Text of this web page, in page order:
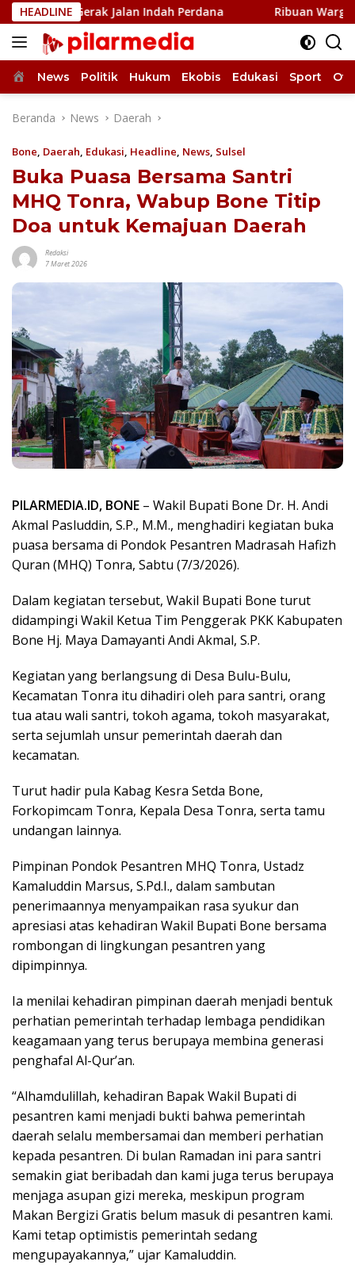
Langsung
ke
konten
HEADLINE
Jalan Indah Perdana Ribuan Warga Meriahkan
Home
News Politik Hukum Ekobis Edukasi Sport
Beranda News Daerah
Bone, Daerah, Edukasi, Headline, News, Sulsel
Buka Puasa Bersama Santri
MHQ Tonra, Wabup Bone Titip
Doa untuk Kemajuan Daerah
Redaksi
7 Maret 2026
PILARMEDIA.ID, BONE – Wakil Bupati Bone Dr. H. Andi
Akmal Pasluddin, S.P., M.M., menghadiri kegiatan buka
puasa bersama di Pondok Pesantren Madrasah Hafizh
Quran (MHQ) Tonra, Sabtu (7/3/2026).
Dalam kegiatan tersebut, Wakil Bupati Bone turut
didampingi Wakil Ketua Tim Penggerak PKK Kabupaten
Bone Hj. Maya Damayanti Andi Akmal, S.P.
Kegiatan yang berlangsung di Desa Bulu-Bulu,
Kecamatan Tonra itu dihadiri oleh para santri, orang
tua atau wali santri, tokoh agama, tokoh masyarakat,
serta sejumlah unsur pemerintah daerah dan
kecamatan.
Turut hadir pula Kabag Kesra Setda Bone,
Forkopimcam Tonra, Kepala Desa Tonra, serta tamu
undangan lainnya.
Pimpinan Pondok Pesantren MHQ Tonra, Ustadz
Kamaluddin Marsus, S.Pd.I., dalam sambutan
penerimaannya menyampaikan rasa syukur dan
apresiasi atas kehadiran Wakil Bupati Bone bersama
rombongan di lingkungan pesantren yang
dipimpinnya.
Ia menilai kehadiran pimpinan daerah menjadi bentuk
perhatian pemerintah terhadap lembaga pendidikan
keagamaan yang terus berupaya membina generasi
penghafal Al-Qur’an.
“Alhamdulillah, kehadiran Bapak Wakil Bupati di
pesantren kami menjadi bukti bahwa pemerintah
daerah selalu membersamai dan memberi perhatian
kepada pesantren. Di bulan Ramadan ini para santri
semakin giat beribadah dan kami juga terus berupaya
menjaga asupan gizi mereka, meskipun program
Makan Bergizi Gratis belum masuk di pesantren kami.
Kami tetap optimistis pemerintah sedang
mengupayakannya,” ujar Kamaluddin.